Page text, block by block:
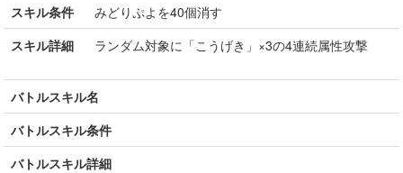
スキル条件
みどりぷよを40個消す
スキル詳細
ランダム対象に「こうげき」×3の4連続属性攻撃
バトルスキル名
バトルスキル条件
バトルスキル詳細